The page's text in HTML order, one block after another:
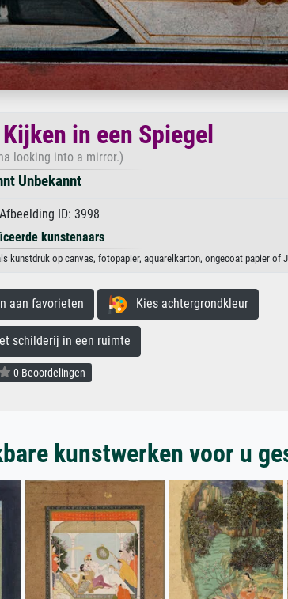
in een Spiegel
looking into a mirror.)
Unbekannt
ID: 3998
kunstenaars
kunstdruk op canvas, fotopapier, aquarelkarton, ongecoat papier of
aan favorieten Kies achtergrondkleur
schilderij in een ruimte
0 Beoordelingen
kunstwerken voor u